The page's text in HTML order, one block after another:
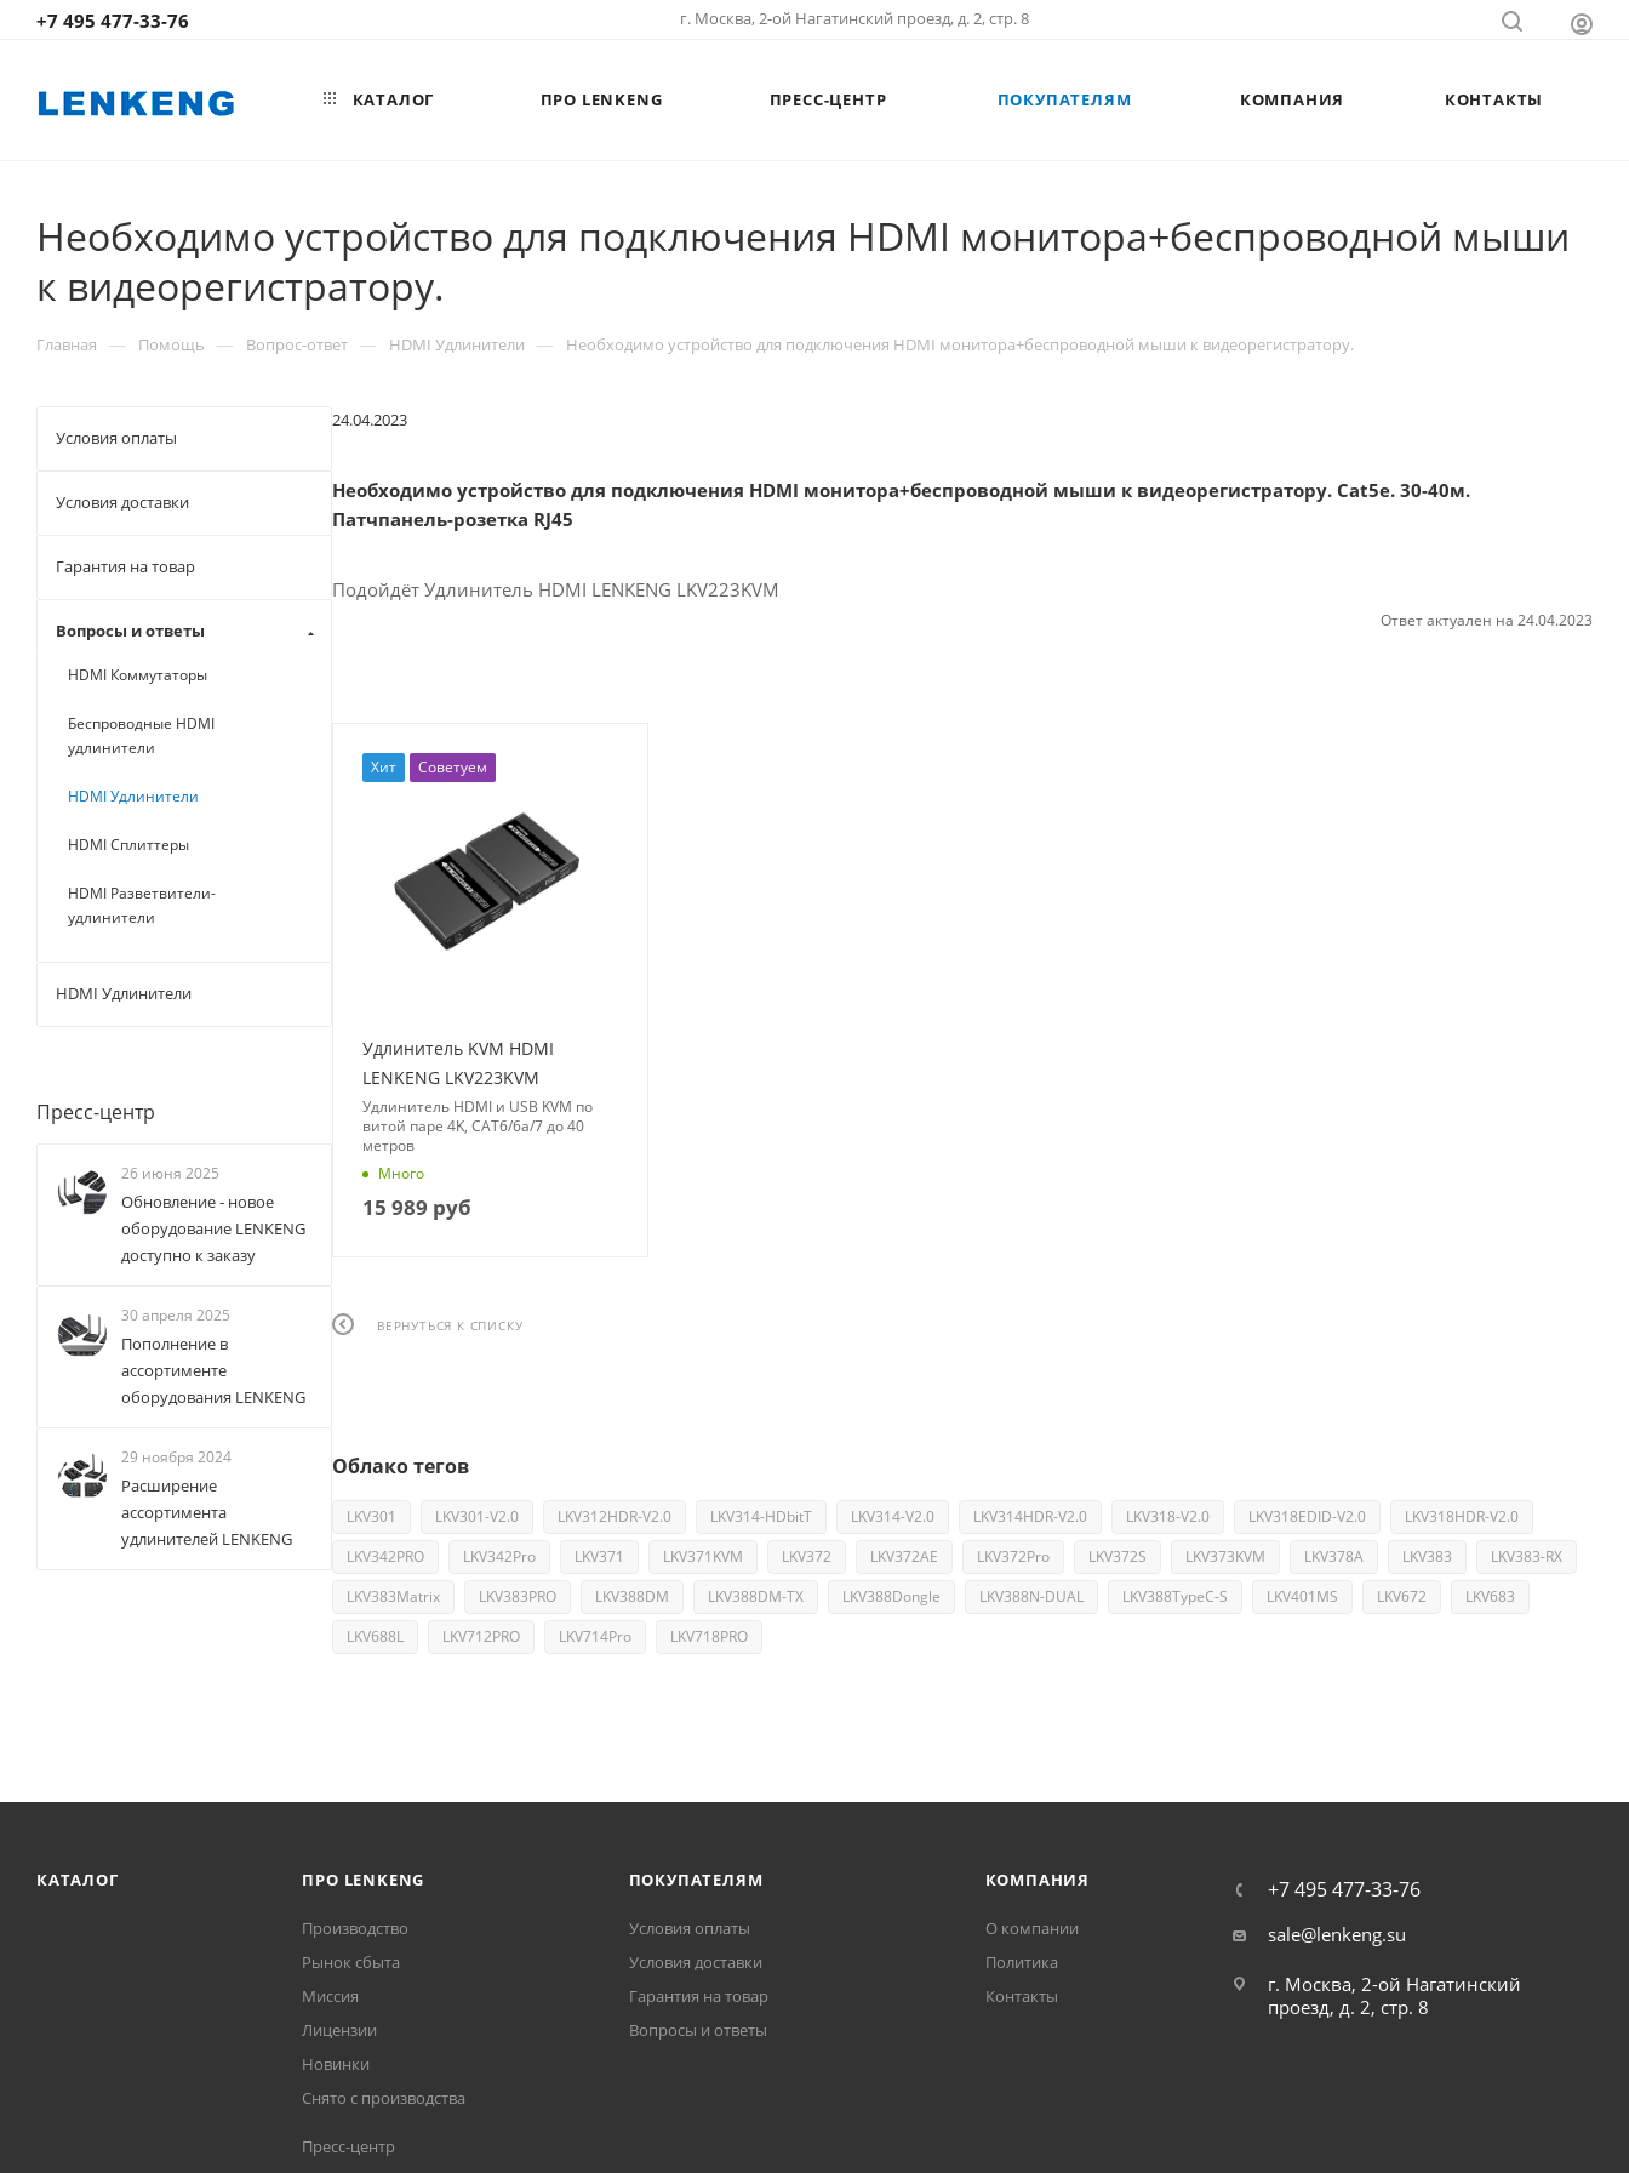
+7 495 477-33-76 г. Москва, 2-ой Нагатинский проезд, д. 2, стр. 8
КАТАЛОГ ПРО LENKENG ПРЕСС-ЦЕНТР ПОКУПАТЕЛЯМ КОМПАНИЯ КОНТАКТЫ
Необходимо устройство для подключения HDMI монитора+беспроводной мыши
к видеорегистратору.
Главная — Помощь — Вопрос-ответ — HDMI Удлинители — Необходимо устройство для подключения HDMI монитора+беспроводной мыши к видеорегистратору.
24.04.2023
Необходимо устройство для подключения HDMI монитора+беспроводной мыши к видеорегистратору. Cat5e. 30-40м.
Патчпанель-розетка RJ45
Подойдёт Удлинитель HDMI LENKENG LKV223KVM
Ответ актуален на 24.04.2023
Хит Советуем
Удлинитель KVM HDMI
LENKENG LKV223KVM
Удлинитель HDMI и USB KVM по
витой паре 4K, CAT6/6a/7 до 40
метров
Много
15 989 руб
ВЕРНУТЬСЯ К СПИСКУ
Облако тегов
LKV301 LKV301-V2.0 LKV312HDR-V2.0 LKV314-HDbitT LKV314-V2.0 LKV314HDR-V2.0 LKV318-V2.0 LKV318EDID-V2.0
LKV318HDR-V2.0
LKV342PRO
LKV342Pro LKV371 LKV371KVM LKV372 LKV372AE LKV372Pro LKV372S LKV373KVM LKV378A LKV383
LKV383-RX
LKV383Matrix
LKV383PRO LKV388DM LKV388DM-TX LKV388Dongle LKV388N-DUAL LKV388TypeC-S LKV401MS LKV672
LKV683
LKV688L
LKV712PRO LKV714Pro LKV718PRO
Условия оплаты
Условия доставки
Гарантия на товар
Вопросы и ответы
HDMI Коммутаторы
Беспроводные HDMI
удлинители
HDMI Удлинители
HDMI Сплиттеры
HDMI Разветвители-
удлинители
HDMI Удлинители
Пресс-центр
26 июня 2025
Обновление - новое
оборудование LENKENG
доступно к заказу
30 апреля 2025
Пополнение в
ассортименте
оборудования LENKENG
29 ноября 2024
Расширение
ассортимента
удлинителей LENKENG
КАТАЛОГ ПРО LENKENG
Производство
Рынок сбыта
Миссия
Лицензии
Новинки
Снято с производства
Пресс-центр
ПОКУПАТЕЛЯМ
Условия оплаты
Условия доставки
Гарантия на товар
Вопросы и ответы
КОМПАНИЯ
О компании
Политика
Контакты
+7 495 477-33-76
sale@lenkeng.su
г. Москва, 2-ой Нагатинский
проезд, д. 2, стр. 8